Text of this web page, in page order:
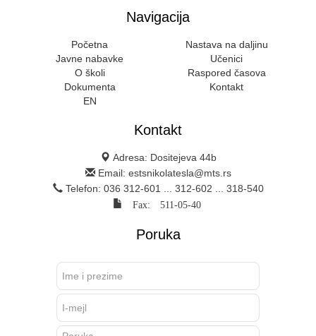
Navigacija
Početna
Nastava na daljinu
Javne nabavke
Učenici
O školi
Raspored časova
Dokumenta
Kontakt
EN
Kontakt
Adresa: Dositejeva 44b
Email: estsnikolatesla@mts.rs
Telefon: 036 312-601 ... 312-602 ... 318-540
Fax: 511-05-40
Poruka